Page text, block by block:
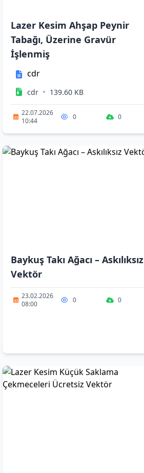
Lazer Kesim Ahşap Peynir
Tabağı, Üzerine Gravür
İşlenmiş
cdr
cdr • 139.60 KB
22.07.2026
10:44
0 0
Baykuş Takı Ağacı – Askılıksız
Vektör
23.02.2026
08:00
0 0